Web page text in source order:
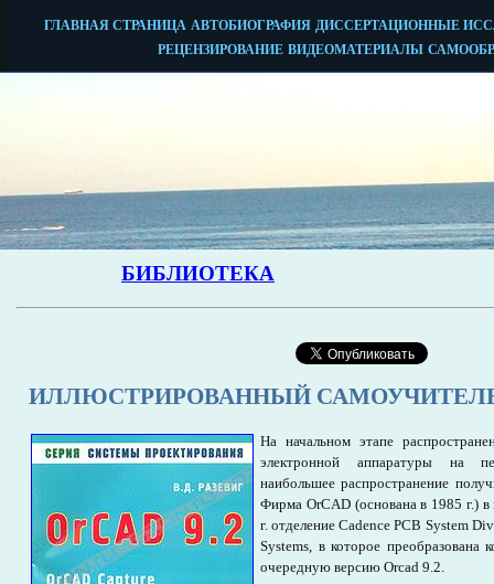
ИЛЛЮСТРИРОВАННЫЙ САМОУЧИТЕЛЬ
На начальном этапе
электронной аппаратуры на
наибольшее распространение
Фирма OrCAD (основана в 1985 г.)
г. отделение Cadence PCB System
Systems, в которое преобразована
очередную версию Orcad 9.2.